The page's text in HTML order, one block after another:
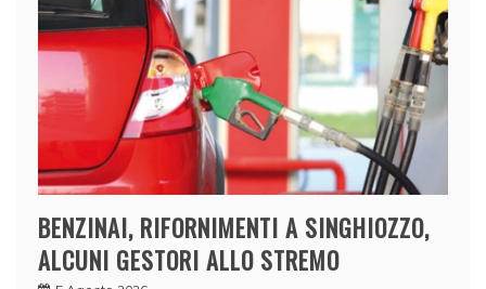
BENZINAI, RIFORNIMENTI A SINGHIOZZO,
ALCUNI GESTORI ALLO STREMO